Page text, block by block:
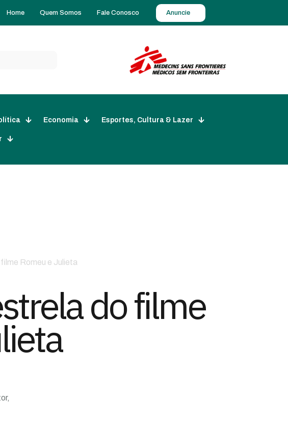
Home Quem Somos Fale Conosco Anuncie
Economia Esportes, Cultura & Lazer
Romeu e Julieta
do filme